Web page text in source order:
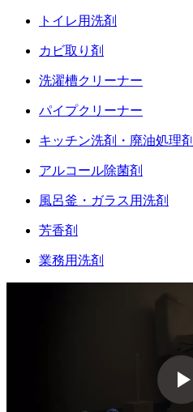
トイレ用洗剤
カビ取り剤
洗濯槽クリーナー
パイプクリーナー
キッチン洗剤・廃油処理剤
アルコール除菌剤
風呂釜・ガラス用洗剤
芳香剤
業務用洗剤